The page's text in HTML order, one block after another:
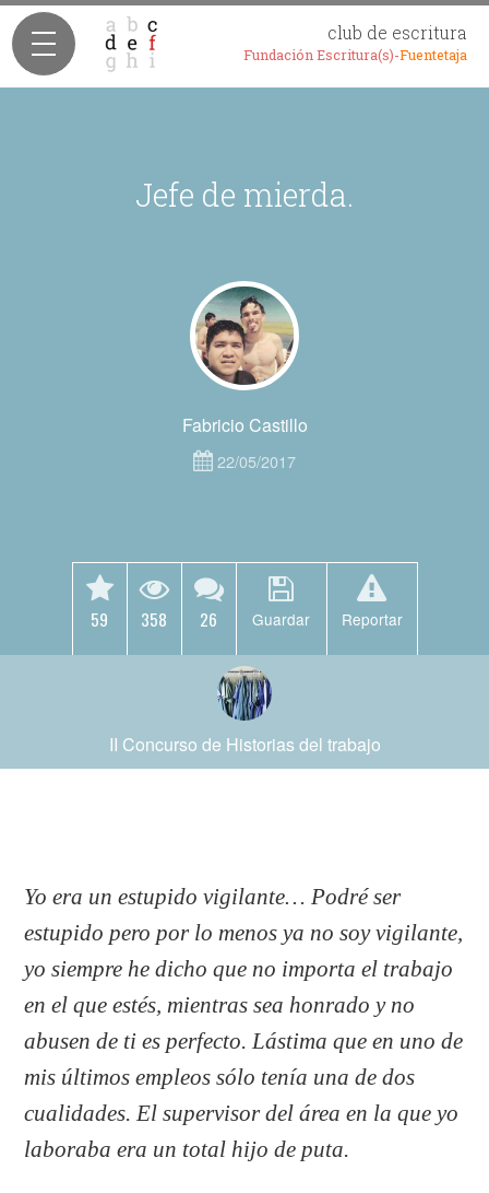
club de escritura
Fundación Escritura(s)-Fuentetaja
Jefe de mierda.
Fabricio Castillo
22/05/2017
59 358 26 Guardar Reportar
II Concurso de Historias del trabajo
Yo era un estupido vigilante… Podré ser
estupido pero por lo menos ya no soy vigilante,
yo siempre he dicho que no importa el trabajo
en el que estés, mientras sea honrado y no
abusen de ti es perfecto. Lástima que en uno de
mis últimos empleos sólo tenía una de dos
cualidades. El supervisor del área en la que yo
laboraba era un total hijo de puta.